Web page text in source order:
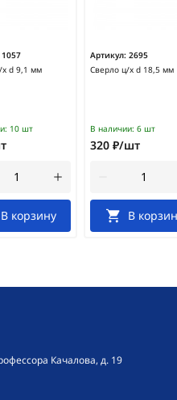
1057
d 9,1 мм
10 шт
В корзину
Артикул: 2695
Сверло ц/х d 18,5 мм
В наличии: 6 шт
320 ₽/шт
В
Качалова, д. 19